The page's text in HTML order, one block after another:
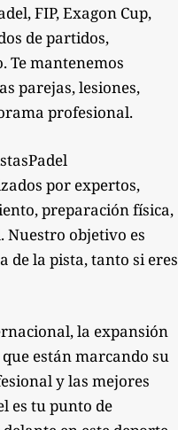
FIP, Exagon Cup,
de partidos,
Te mantenemos
parejas, lesiones,
profesional.
por expertos,
preparación física,
objetivo es
la pista, tanto si eres
la expansión
están marcando su
y las mejores
es tu punto de